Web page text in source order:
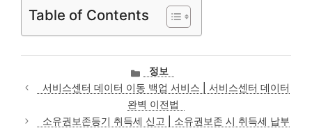
Table of Contents
카
테
고
리
정보
서비스센터 데이터 이동 백업 서비스 | 서비스센터 데이터
완벽 이전법
소유권보존등기 취득세 신고 | 소유권보존 시 취득세 납부